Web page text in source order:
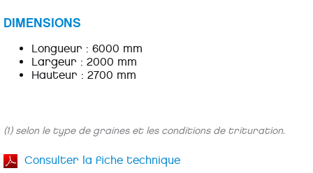
DIMENSIONS
Longueur : 6000 mm
Largeur : 2000 mm
Hauteur : 2700 mm
(1) selon le type de graines et les conditions de trituration.
Consulter la fiche technique